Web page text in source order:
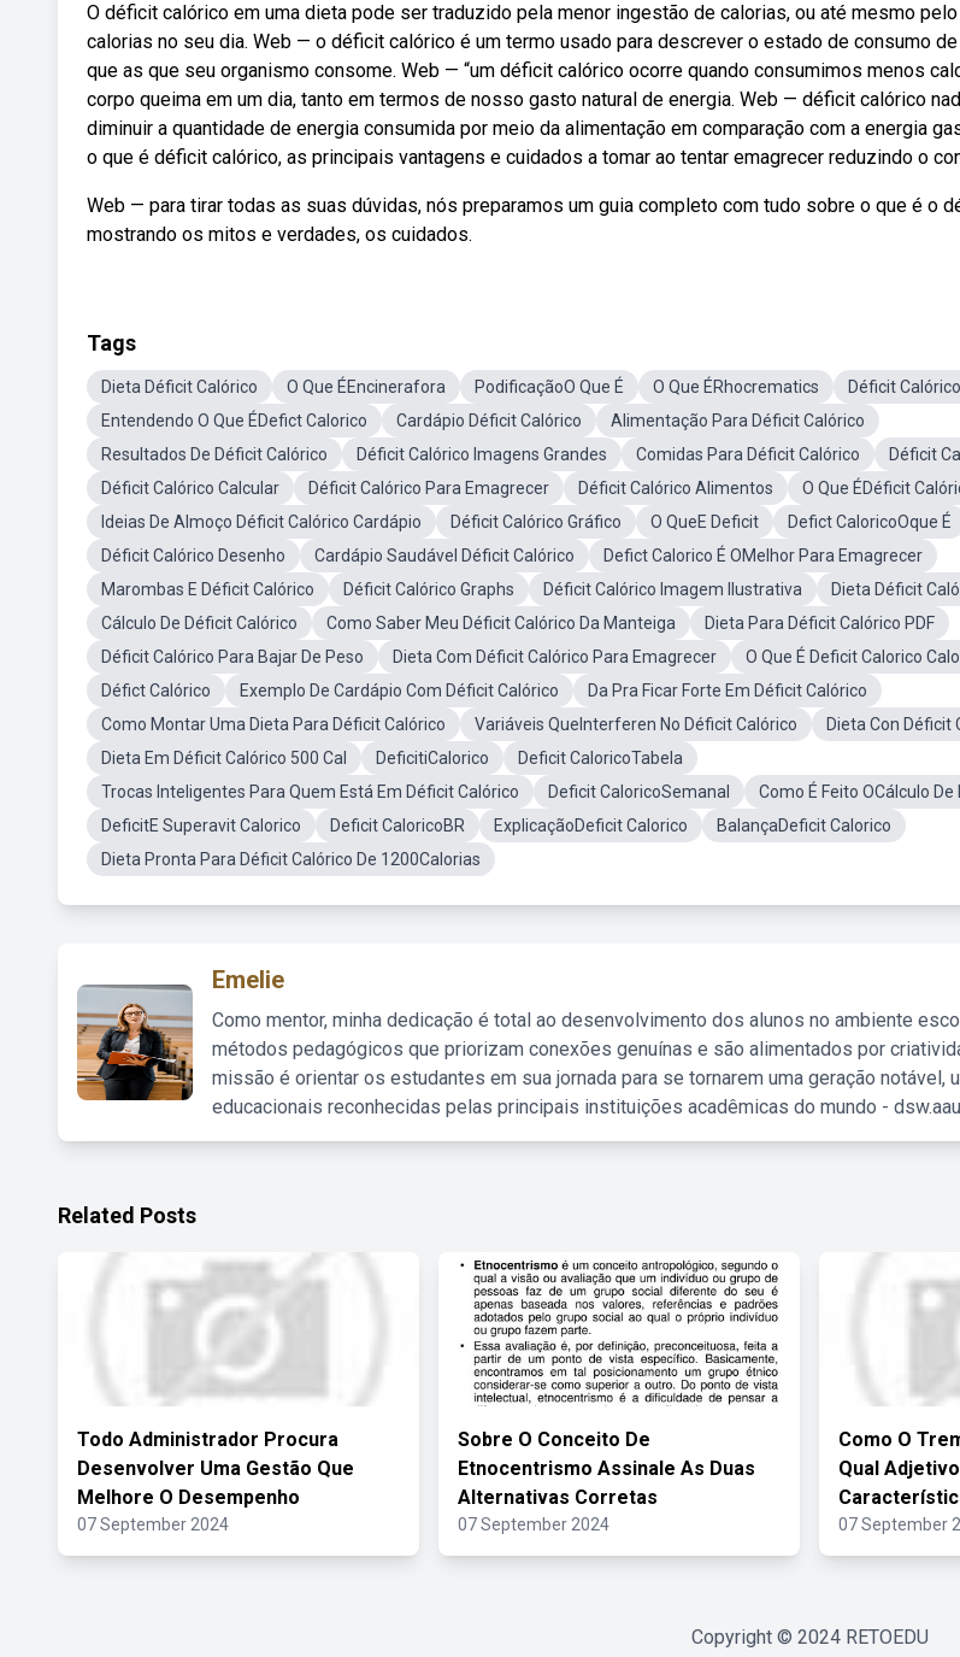
O déficit calórico em uma dieta pode ser traduzido pela menor ingestão de calorias, ou até mesmo
calorias no seu dia. Web — o déficit calórico é um termo usado para descrever o estado de consumo
que as que seu organismo consome. Web — “um déficit calórico ocorre quando consumimos menos
corpo queima em um dia, tanto em termos de nosso gasto natural de energia. Web — déficit calórico
diminuir a quantidade de energia consumida por meio da alimentação em comparação com a energia
o que é déficit calórico, as principais vantagens e cuidados a tomar ao tentar emagrecer reduzindo o
Web — para tirar todas as suas dúvidas, nós preparamos um guia completo com tudo sobre o que é o
mostrando os mitos e verdades, os cuidados.
Tags
Dieta Déficit Calórico O Que ÉEncinerafora PodificaçãoO Que É O Que ÉRhocrematics
Déficit
Entendendo O Que ÉDefict Calorico
Cardápio Déficit Calórico
Alimentação Para Déficit Calórico
Resultados De Déficit Calórico
Déficit Calórico Imagens Grandes Comidas Para Déficit Calórico
Déficit
Déficit Calórico Calcular
Déficit Calórico Para Emagrecer Déficit Calórico Alimentos
O Que ÉDéficit
Ideias De Almoço Déficit Calórico Cardápio
Déficit Calórico Gráfico O QueE Deficit
Defict CaloricoOque É
Déficit Calórico Desenho
Cardápio Saudável Déficit Calórico
Defict Calorico É OMelhor Para Emagrecer
Marombas E Déficit Calórico
Déficit Calórico Graphs Déficit Calórico Imagem Ilustrativa
Dieta Déficit
Cálculo De Déficit Calórico
Como Saber Meu Déficit Calórico Da Manteiga
Dieta Para Déficit Calórico PDF
Déficit Calórico Para Bajar De Peso
Dieta Com Déficit Calórico Para Emagrecer
O Que É Deficit Calorico
Défict Calórico
Exemplo De Cardápio Com Déficit Calórico
Da Pra Ficar Forte Em Déficit Calórico
Como Montar Uma Dieta Para Déficit Calórico
Variáveis QueInterferen No Déficit Calórico
Dieta Con Déficit
Dieta Em Déficit Calórico 500 Cal
DeficitiCalorico
Deficit CaloricoTabela
Trocas Inteligentes Para Quem Está Em Déficit Calórico
Deficit CaloricoSemanal
Como É Feito OCálculo De
DeficitE Superavit Calorico
Deficit CaloricoBR ExplicaçãoDeficit Calorico
BalançaDeficit Calorico
Dieta Pronta Para Déficit Calórico De 1200Calorias
Emelie
Como mentor, minha dedicação é total ao desenvolvimento dos alunos no ambiente
métodos pedagógicos que priorizam conexões genuínas e são alimentados por
missão é orientar os estudantes em sua jornada para se tornarem uma geração notável,
educacionais reconhecidas pelas principais instituições acadêmicas do mundo -
Related Posts
Todo Administrador Procura
Desenvolver Uma Gestão Que
Melhore O Desempenho
07 September 2024
Sobre O Conceito De
Etnocentrismo Assinale As Duas
Alternativas Corretas
07 September 2024
Como O
Qual
07 September
Copyright © 2024 RETOEDU